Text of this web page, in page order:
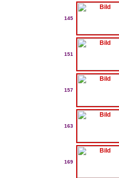
145
151
157
163
169